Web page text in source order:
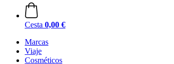
Cesta 0,00 €
Marcas
Viaje
Cosméticos